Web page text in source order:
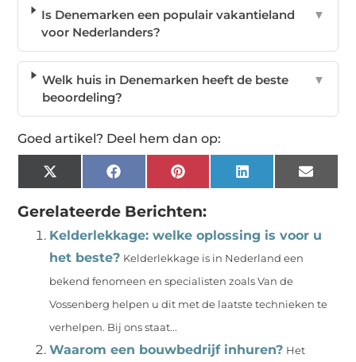
Is Denemarken een populair vakantieland
voor Nederlanders?
▼
Welk huis in Denemarken heeft de beste
beoordeling?
▼
Goed artikel? Deel hem dan op:
X
(Twitter)
FacebookPinterest LinkedIn Email
Gerelateerde Berichten:
Kelderlekkage: welke oplossing is voor u
het beste? Kelderlekkage is in Nederland een
bekend fenomeen en specialisten zoals Van de
Vossenberg helpen u dit met de laatste technieken te
verhelpen. Bij ons staat...
Waarom een bouwbedrijf inhuren? Het